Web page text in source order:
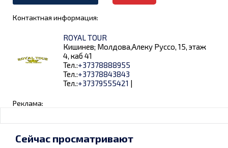
Контактная информация:
ROYAL TOUR
Кишинев; Молдова,Алеку Руссо, 15, этаж
4, каб 41
Тел.:+37378888955
Тел.:+37378843843
Тел.:+37379555421 |
Реклама:
Сейчас просматривают